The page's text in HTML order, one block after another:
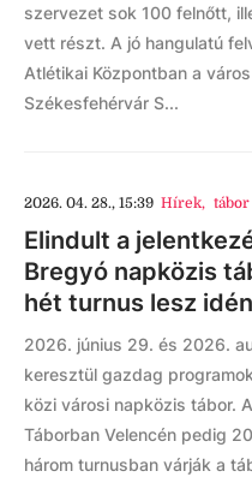
szervezet sok 100 felnőtt,
vett részt. A jó hangulatú
Atlétikai Központban a
Székesfehérvár S...
2026. 04. 28., 15:39 Hírek, tábor
Elindult a
Bregyó napközis
hét turnus lesz
2026. június 29. és 2026.
keresztül gazdag
közi városi napközis tábor.
Táborban Velencén pedig
három turnusban várják a